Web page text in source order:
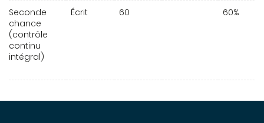
Seconde
chance
(contrôle
continu
intégral)
Écrit 60 60%